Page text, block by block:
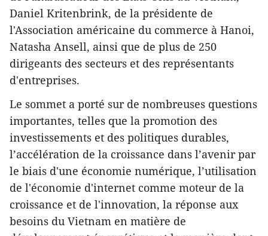
Daniel Kritenbrink, de la présidente de
l'Association américaine du commerce à Hanoi,
Natasha Ansell, ainsi que de plus de 250
dirigeants des secteurs et des représentants
d'entreprises.
Le sommet a porté sur de nombreuses questions
importantes, telles que la promotion des
investissements et des politiques durables,
l’accélération de la croissance dans l’avenir par
le biais d'une économie numérique, l’utilisation
de l'économie d'internet comme moteur de la
croissance et de l'innovation, la réponse aux
besoins du Vietnam en matière de